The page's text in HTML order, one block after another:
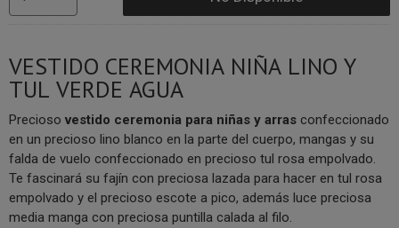
VESTIDO CEREMONIA NIÑA LINO Y
TUL VERDE AGUA
Precioso vestido ceremonia para niñas y arras confeccionado
en un precioso lino blanco en la parte del cuerpo, mangas y su
falda de vuelo confeccionado en precioso tul rosa empolvado.
Te fascinará su fajín con preciosa lazada para hacer en tul rosa
empolvado y el precioso escote a pico, además luce preciosa
media manga con preciosa puntilla calada al filo.